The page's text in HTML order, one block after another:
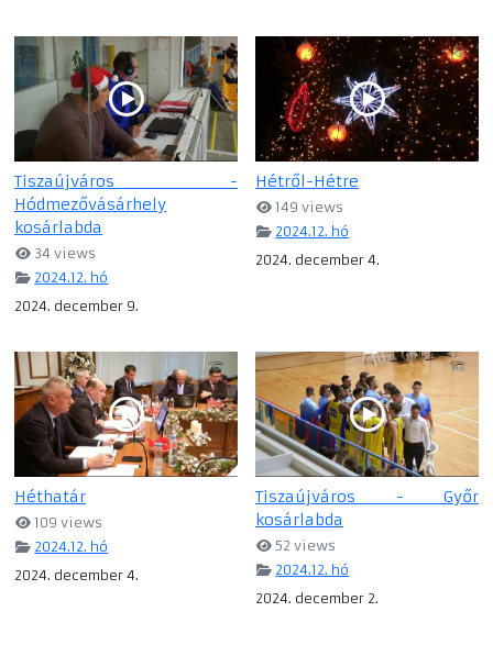
Tiszaújváros -
Hódmezővásárhely
kosárlabda
34 views
2024.12. hó
2024. december 9.
Hétről-Hétre
149 views
2024.12. hó
2024. december 4.
Héthatár
109 views
2024.12. hó
2024. december 4.
Tiszaújváros - Győr
kosárlabda
52 views
2024.12. hó
2024. december 2.